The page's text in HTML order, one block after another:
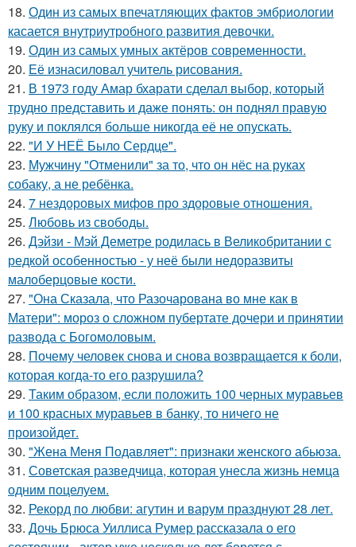
18. Один из самых впечатляющих фактов эмбриологии
касается внутриутробного развития девочки.
19. Один из самых умных актёров современности.
20. Её изнасиловал учитель рисования.
21. В 1973 году Амар бхарати сделал выбор, который
трудно представить и даже понять: он поднял правую
руку и поклялся больше никогда её не опускать.
22. "И У НЕЁ Было Сердце".
23. Мужчину "Отменили" за то, что он нёс на руках
собаку, а не ребёнка.
24. 7 нездоровых мифов про здоровые отношения.
25. Любовь из свободы.
26. Дэйзи - Мэй Деметре родилась в Великобритании с
редкой особенностью - у неё были недоразвиты
малоберцовые кости.
27. "Она Сказала, что Разочарована во мне как в
Матери": мороз о сложном пубертате дочери и принятии
развода с Богомоловым.
28. Почему человек снова и снова возвращается к боли,
которая когда-то его разрушила?
29. Таким образом, если положить 100 черных муравьев
и 100 красных муравьев в банку, то ничего не
произойдет.
30. "Жена Меня Подавляет": признаки женского абьюза.
31. Советская разведчица, которая унесла жизнь немца
одним поцелуем.
32. Рекорд по любви: агутин и варум празднуют 28 лет.
33. Дочь Брюса Уиллиса Румер рассказала о его